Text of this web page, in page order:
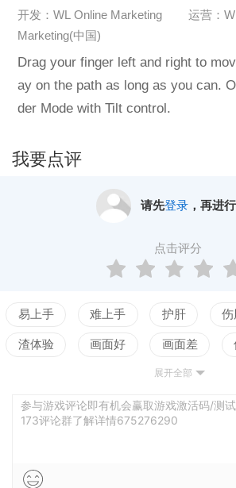
开发：WL Online Marketing
运营：
Marketing(中国)
Drag your finger left and right to
ay on the path as long as you can.
der Mode with Tilt control.
我要点评
请先登录，再进
点击评分
易上手 难上手 护肝
渣体验 画面好 画面差
测试
强社交 弱社交
展开全部
参与游戏评论即有机会赢取游戏激活码/测
173评论群了解详情675276290